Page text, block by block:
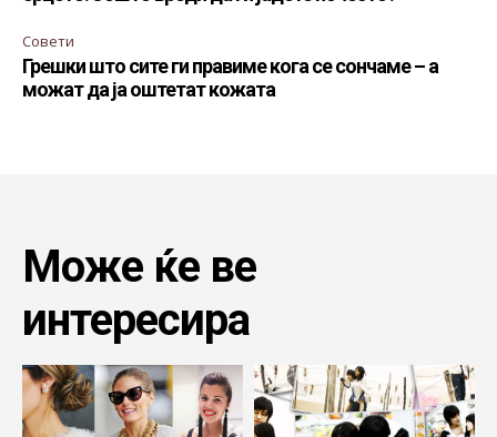
Совети
Грешки што сите ги правиме кога се сончаме – а
можат да ја оштетат кожата
Може ќе ве
интересира